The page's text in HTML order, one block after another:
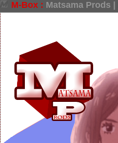
M-Box : Matsama Prods |